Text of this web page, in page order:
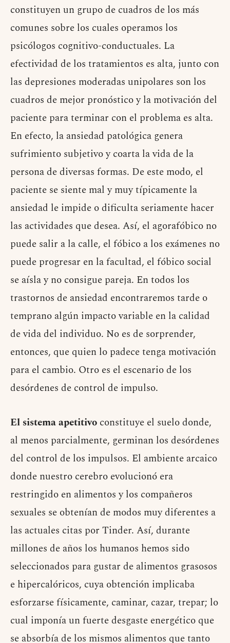
constituyen un grupo de cuadros de los más
comunes sobre los cuales operamos los
psicólogos cognitivo-conductuales. La
efectividad de los tratamientos es alta, junto con
las depresiones moderadas unipolares son los
cuadros de mejor pronóstico y la motivación del
paciente para terminar con el problema es alta.
En efecto, la ansiedad patológica genera
sufrimiento subjetivo y coarta la vida de la
persona de diversas formas. De este modo, el
paciente se siente mal y muy típicamente la
ansiedad le impide o dificulta seriamente hacer
las actividades que desea. Así, el agorafóbico no
puede salir a la calle, el fóbico a los exámenes no
puede progresar en la facultad, el fóbico social
se aísla y no consigue pareja. En todos los
trastornos de ansiedad encontraremos tarde o
temprano algún impacto variable en la calidad
de vida del individuo. No es de sorprender,
entonces, que quien lo padece tenga motivación
para el cambio. Otro es el escenario de los
desórdenes de control de impulso.
El sistema apetitivo constituye el suelo donde,
al menos parcialmente, germinan los desórdenes
del control de los impulsos. El ambiente arcaico
donde nuestro cerebro evolucionó era
restringido en alimentos y los compañeros
sexuales se obtenían de modos muy diferentes a
las actuales citas por Tinder. Así, durante
millones de años los humanos hemos sido
seleccionados para gustar de alimentos grasosos
e hipercalóricos, cuya obtención implicaba
esforzarse físicamente, caminar, cazar, trepar; lo
cual imponía un fuerte desgaste energético que
se absorbía de los mismos alimentos que tanto